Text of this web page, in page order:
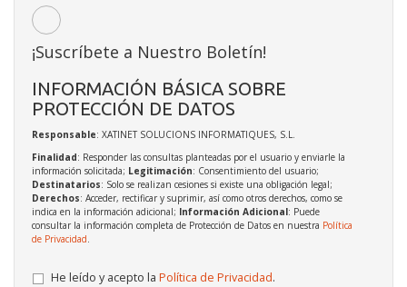
¡Suscríbete a Nuestro Boletín!
INFORMACIÓN BÁSICA SOBRE
PROTECCIÓN DE DATOS
Responsable: XATINET SOLUCIONS INFORMATIQUES, S.L.
Finalidad: Responder las consultas planteadas por el usuario y enviarle la
información solicitada; Legitimación: Consentimiento del usuario;
Destinatarios: Solo se realizan cesiones si existe una obligación legal;
Derechos: Acceder, rectificar y suprimir, así como otros derechos, como se
indica en la información adicional; Información Adicional: Puede
consultar la información completa de Protección de Datos en nuestra Política
de Privacidad.
He leído y acepto la Política de Privacidad.